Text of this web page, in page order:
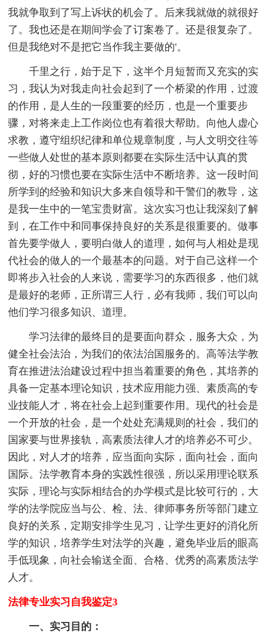
我就争取到了写上诉状的机会了。后来我就做的就很好
了。我也还是在期间学会了订案卷了。还是很复杂了。
但是我绝对不是把它当作我主要做的'。
千里之行，始于足下，这半个月短暂而又充实的实
习，我认为对我走向社会起到了一个桥梁的作用，过渡
的作用，是人生的一段重要的经历，也是一个重要步
骤，对将来走上工作岗位也有着很大帮助。向他人虚心
求教，遵守组织纪律和单位规章制度，与人文明交往等
一些做人处世的基本原则都要在实际生活中认真的贯
彻，好的习惯也要在实际生活中不断培养。这一段时间
所学到的经验和知识大多来自领导和干警们的教导，这
是我一生中的一笔宝贵财富。这次实习也让我深刻了解
到，在工作中和同事保持良好的关系是很重要的。做事
首先要学做人，要明白做人的道理，如何与人相处是现
代社会的做人的一个最基本的问题。对于自己这样一个
即将步入社会的人来说，需要学习的东西很多，他们就
是最好的老师，正所谓三人行，必有我师，我们可以向
他们学习很多知识、道理。
学习法律的最终目的是要面向群众，服务大众，为
健全社会法治，为我们的依法治国服务的。高等法学教
育在推进法治建设过程中担当着重要的角色，其培养的
具备一定基本理论知识，技术应用能力强、素质高的专
业技能人才，将在社会上起到重要作用。现代的社会是
一个开放的社会，是一个处处充满规则的社会，我们的
国家要与世界接轨，高素质法律人才的培养必不可少。
因此，对人才的培养，应当面向实际，面向社会，面向
国际。法学教育本身的实践性很强，所以采用理论联系
实际，理论与实际相结合的办学模式是比较可行的，大
学的法学院应当与公、检、法、律师事务所等部门建立
良好的关系，定期安排学生见习，让学生更好的消化所
学的知识，培养学生对法学的兴趣，避免毕业后的眼高
手低现象，向社会输送全面、合格、优秀的高素质法学
人才。
法律专业实习自我鉴定3
一、实习目的：